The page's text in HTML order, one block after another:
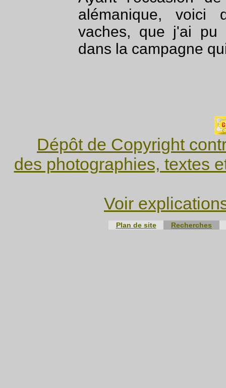
alémanique, voici
vaches, que j'ai pu
dans la campagne
Dépôt de Copyright
des photographies, textes
Voir
Plan de site Recherches